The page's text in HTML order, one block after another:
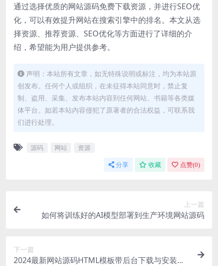
通过选择优质的网站源码免费下载资源，并进行SEO优
化，可以有效提升网站在搜索引擎中的排名。本文从选
择资源、推荐资源、SEO优化等方面进行了详细的介
绍，希望能为用户提供参考。
声明：本站所有文章，如无特殊说明或标注，均为本站原
创发布。任何个人或组织，在未征得本站同意时，禁止复
制、盗用、采集、发布本站内容到任何网站、书籍等各类媒
体平台。如若本站内容侵犯了原著者的合法权益，可联系我
们进行处理。
源码 网站 资源
分享 收藏 点赞(0)
上一篇
如何将训练好的AI模型部署到生产环境网站源码
下一篇
2024最新网站源码HTML模板带后台下载与安装教